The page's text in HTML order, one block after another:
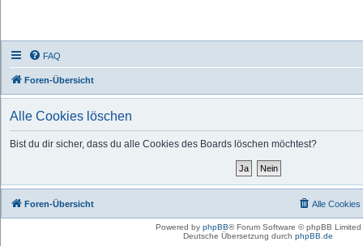
FAQ
Foren-Übersicht
Alle Cookies löschen
Bist du dir sicher, dass du alle Cookies des Boards löschen möchtest?
Foren-Übersicht Alle Cookies
Powered by phpBB® Forum Software © phpBB Limited
Deutsche Übersetzung durch phpBB.de